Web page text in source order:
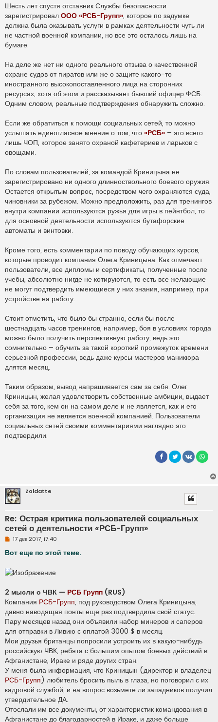
Шесть лет спустя отставник Службы безопасности
зарегистрировал ООО «РСБ-Групп», которое по задумке
должна была оказывать услуги в рамках деятельности чуть ли
не частной военной компании, но все это осталось лишь на
бумаге.
На деле же нет ни одного реального отзыва о качественной
охране судов от пиратов или же о защите какого-то
иностранного высокопоставленного лица на сторонних
ресурсах, хотя об этом и рассказывает бывший офицер ФСБ.
Одним словом, реальные подтверждения обнаружить сложно.
Если же обратиться к помощи социальных сетей, то можно
услышать единогласное мнение о том, что «РСБ» – это всего
лишь ЧОП, которое занято охраной кафетериев и ларьков с
овощами.
По словам пользователей, за командой Криницына не
зарегистрировано ни одного длинноствольного боевого оружия.
Остается открытым вопрос, посредством чего охраняются суда,
чиновники за рубежом. Можно предположить, раз для тренингов
внутри компании используются ружья для игры в пейнтбол, то
для основной деятельности используются бутафорские
автоматы и винтовки.
Кроме того, есть комментарии по поводу обучающих курсов,
которые проводит компания Олега Криницына. Как отмечают
пользователи, все дипломы и сертификаты, полученные после
учебы, абсолютно нигде не котируются, то есть все желающие
не могут подтвердить имеющиеся у них знания, например, при
устройстве на работу.
Стоит отметить, что было бы странно, если бы после
шестнадцать часов тренингов, например, боя в условиях города
можно было получить перспективную работу, ведь это
сомнительно – обучить за такой короткий промежуток времени
серьезной профессии, ведь даже курсы мастеров маникюра
длятся месяц.
Таким образом, вывод напрашивается сам за себя. Олег
Криницын, желая удовлетворить собственные амбиции, выдает
себя за того, кем он на самом деле и не является, как и его
организация не является военной компанией. Пользователи
социальных сетей своими комментариями наглядно это
подтвердили.
Zoldatte
Re: Острая критика пользователей социальных
сетей о деятельности «РСБ-Групп»
Н
п
р
ч
и
н
н
е
с
о
б
щ
е
н
и
е
17 дек 2017, 17:40
Вот еще по этой теме.
2 мысли о ЧВК — РСБ Групп (RUS)
Компания РСБ-Групп, под руководством Олега Криницына,
давно наводящая понты еще раз подтвердила свой статус.
Пару месяцев назад они объявили набор минеров и саперов
для отправки в Ливию с оплатой 3000 $ в месяц.
Мои друзья британцы попросили устроить их в какую-нибудь
российскую ЧВК, ребята с большим опытом боевых действий в
Афганистане, Ираке и ряде других стран.
У меня была информация, что Криницын (директор и владелец
РСБ-Групп ) любитель бросить пыль в глаза, но поговорил с их
кадровой службой, и на вопрос возьмете ли западников получил
утвердительное ДА.
Отослали им все документы, от характеристик командования в
Афганистане до благодарностей в Ираке, и даже больше.